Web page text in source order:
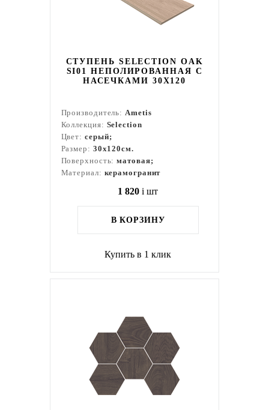
СТУПЕНЬ SELECTION OAK
SI01 НЕПОЛИРОВАННАЯ С
НАСЕЧКАМИ 30X120
Производитель:Ametis
Коллекция: Selection
Цвет: серый;
Размер: 30x120см.
Поверхность:матовая;
Материал: керамогранит
1 820 i шт
В КОРЗИНУ
Купить в 1 клик